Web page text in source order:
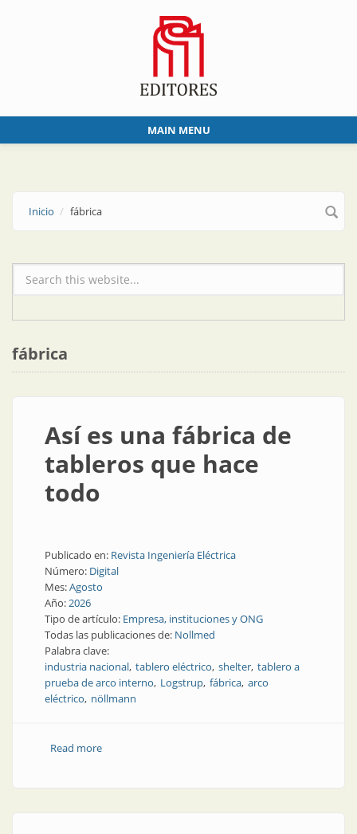
MAIN MENU
Inicio fábrica
Formulario de búsqueda
fábrica
Así es una fábrica de
tableros que hace
todo
Publicado en: Revista Ingeniería Eléctrica
Número: Digital
Mes:Agosto
Año:2026
Tipo de artículo: Empresa, instituciones y ONG
Todas las publicaciones de: Nollmed
Palabra clave:
industria nacional tablero eléctrico shelter tablero a
prueba de arco interno Logstrup fábrica arco
eléctrico nöllmann
Read moreabout Así es una fábrica de tableros que hace todo